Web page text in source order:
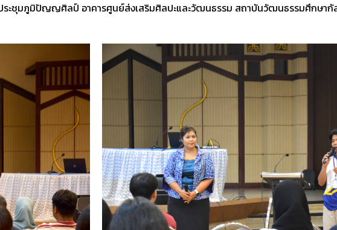
ระชุมภูมิปัญญศิลป์ อาคารศูนย์ส่งเสริมศิลปะและวัฒนธรรม สถาบันวัฒนธรรมศึกษา